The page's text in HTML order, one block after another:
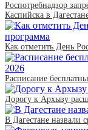
Роспотребнадзор
Каспийска в
Как отметить День
Расписание
Дорогу к Архызу
В Дагестане назвали